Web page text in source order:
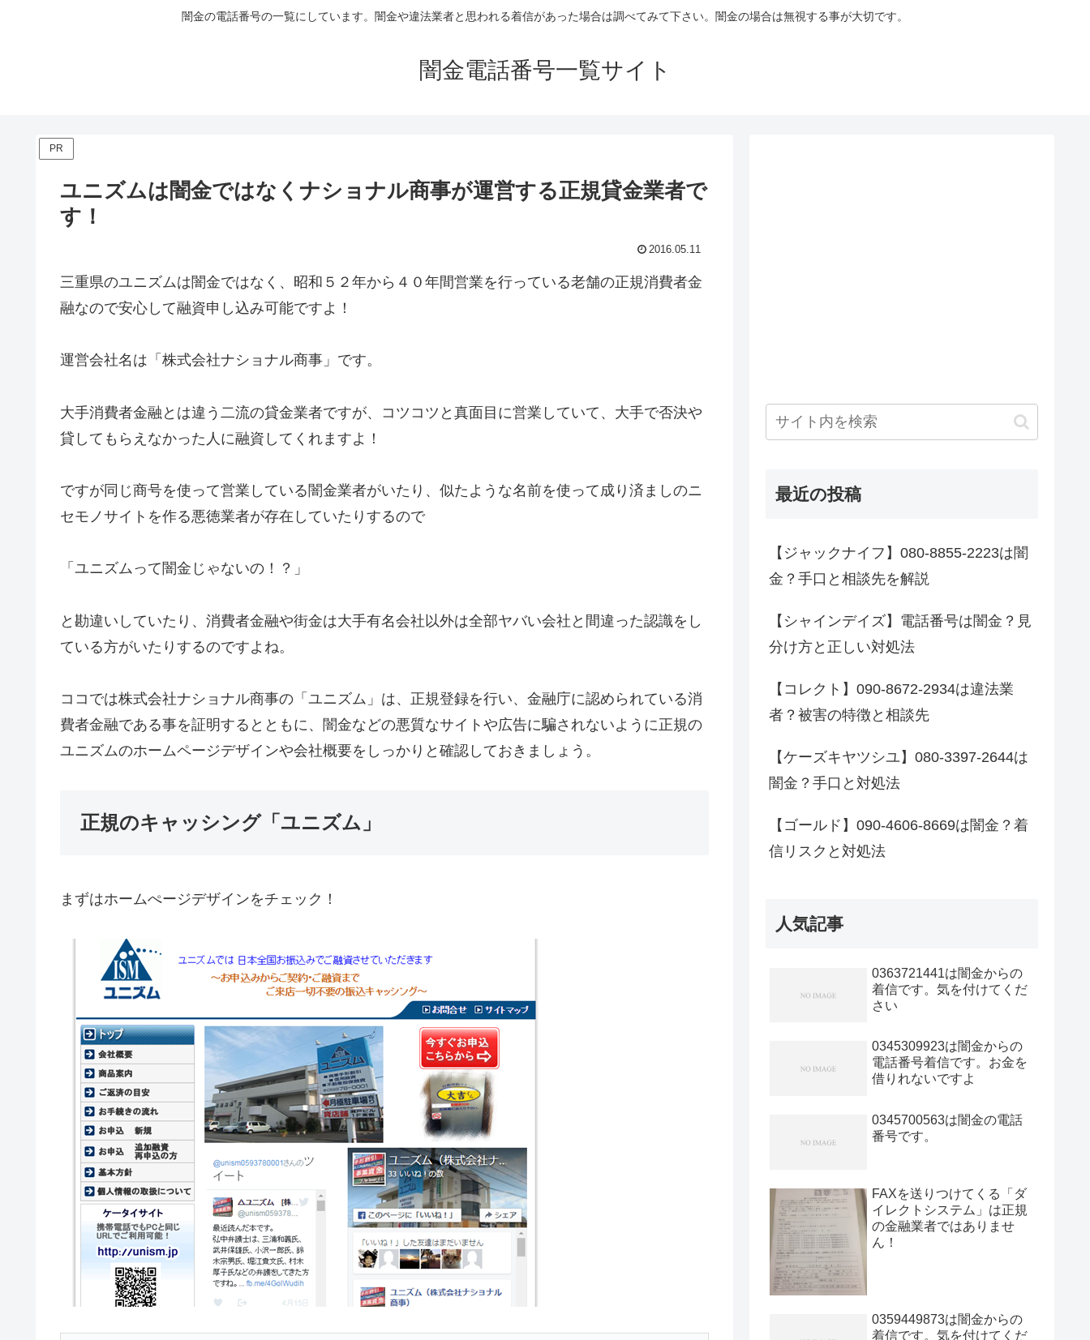
闇金の電話番号の一覧にしています。闇金や違法業者と思われる着信があった場合は調べてみて下さい。闇金の場合は無視する事が大切です。
闇金電話番号一覧サイト
PR
ユニズムは闇金ではなくナショナル商事が運営する正規貸金業者で
す！
2016.05.11
三重県のユニズムは闇金ではなく、昭和５２年から４０年間営業を行っている老舗の正規消費者金
融なので安心して融資申し込み可能ですよ！
運営会社名は「株式会社ナショナル商事」です。
大手消費者金融とは違う二流の貸金業者ですが、コツコツと真面目に営業していて、大手で否決や
貸してもらえなかった人に融資してくれますよ！
ですが同じ商号を使って営業している闇金業者がいたり、似たような名前を使って成り済ましのニ
セモノサイトを作る悪徳業者が存在していたりするので
「ユニズムって闇金じゃないの！？」
と勘違いしていたり、消費者金融や街金は大手有名会社以外は全部ヤバい会社と間違った認識をし
ている方がいたりするのですよね。
ココでは株式会社ナショナル商事の「ユニズム」は、正規登録を行い、金融庁に認められている消
費者金融である事を証明するとともに、闇金などの悪質なサイトや広告に騙されないように正規の
ユニズムのホームページデザインや会社概要をしっかりと確認しておきましょう。
正規のキャッシング「ユニズム」
まずはホームぺージデザインをチェック！
最近の投稿
【ジャックナイフ】080-8855-2223は闇
金？手口と相談先を解説
【シャインデイズ】電話番号は闇金？見
分け方と正しい対処法
【コレクト】090-8672-2934は違法業
者？被害の特徴と相談先
【ケーズキヤツシユ】080-3397-2644は
闇金？手口と対処法
【ゴールド】090-4606-8669は闇金？着
信リスクと対処法
人気記事
0363721441は闇金からの
着信です。気を付けてくだ
さい
0345309923は闇金からの
電話番号着信です。お金を
借りれないですよ
0345700563は闇金の電話
番号です。
FAXを送りつけてくる「ダ
イレクトシステム」は正規
の金融業者ではありませ
ん！
0359449873は闇金からの
着信です。気を付けてくだ